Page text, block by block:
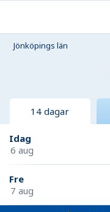
Jönköpings län
14 dagar
Idag
6 aug
Fre
7 aug